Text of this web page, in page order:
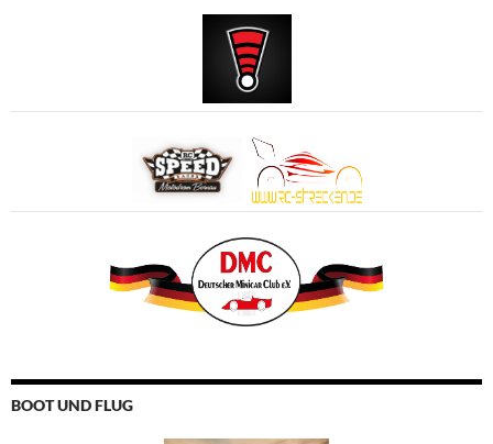
BOOT UND FLUG